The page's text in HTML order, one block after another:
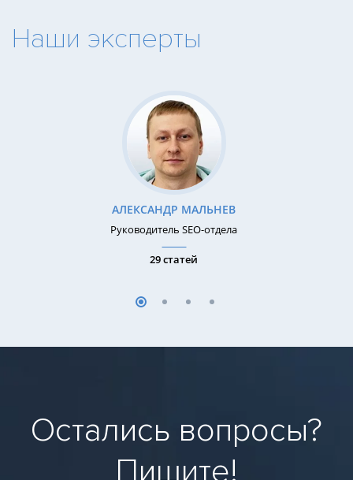
Наши эксперты
АЛЕКСАНДР МАЛЬНЕВ
Руководитель SEO-отдела
29 статей
Остались вопросы?
Пишите!